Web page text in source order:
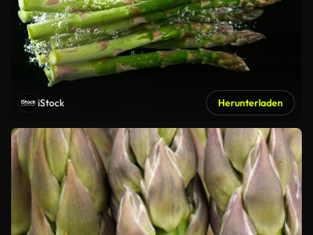
iStock Herunterladen